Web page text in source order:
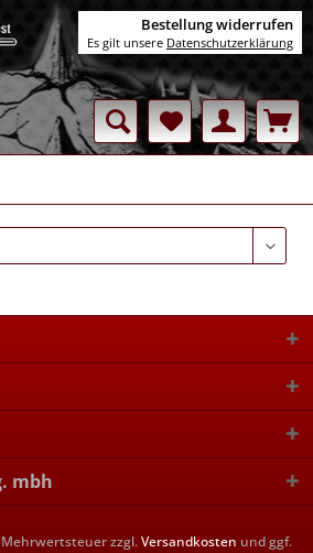
mbh
zzgl.Versandkosten und ggf.
Bestellung widerrufen
Es gilt unsere Datenschutzerklärung